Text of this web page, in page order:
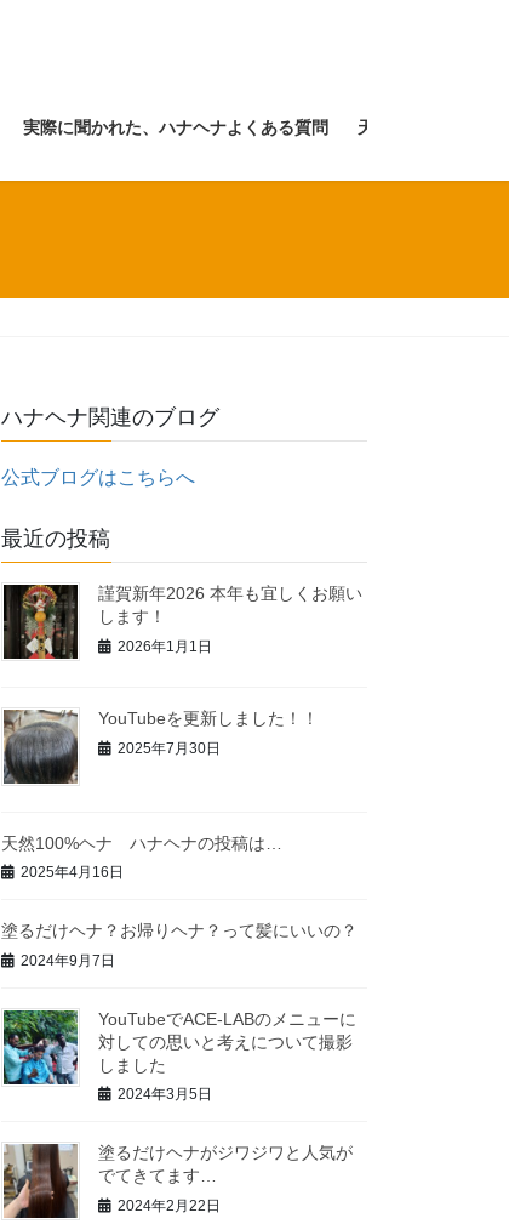
実際に聞かれた、ハナヘナよくある質問 天然１００％ヘナ
ハナヘナ関連のブログ
公式ブログはこちらへ
最近の投稿
謹賀新年2026 本年も宜しくお願い
します！
2026年1月1日
YouTubeを更新しました！！
2025年7月30日
天然100%ヘナ ハナヘナの投稿は…
2025年4月16日
塗るだけヘナ？お帰りヘナ？って髪にいいの？
2024年9月7日
YouTubeでACE-LABのメニューに
対しての思いと考えについて撮影
しました
2024年3月5日
塗るだけヘナがジワジワと人気が
でてきてます…
2024年2月22日